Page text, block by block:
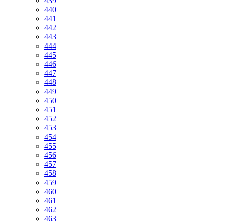
440
441
442
443
444
445
446
447
448
449
450
451
452
453
454
455
456
457
458
459
460
461
462
463